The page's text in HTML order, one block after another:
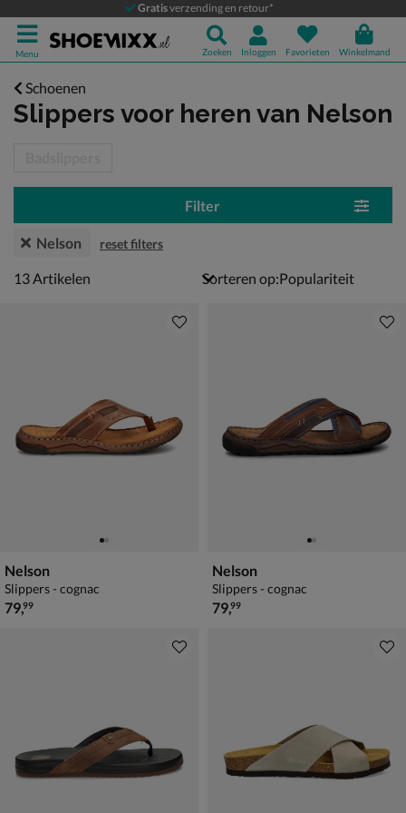
Gratisverzending en retour*
Menu Zoeken Inloggen Favorieten Winkelmand
Schoenen
Slippers voor heren van Nelson
Filter
Nelson reset filters
13 artikelen
13Artikelen Sorteren op:
Nelson
Slippers - cognac
€ 79,99
79,99
Nelson
Slippers - cognac
€ 79,99
79,99